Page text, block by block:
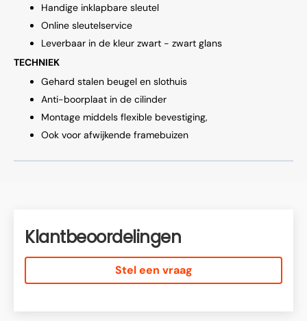
Handige inklapbare sleutel
Online sleutelservice
Leverbaar in de kleur zwart - zwart glans
TECHNIEK
Gehard stalen beugel en slothuis
Anti-boorplaat in de cilinder
Montage middels flexible bevestiging,
Ook voor afwijkende framebuizen
Klantbeoordelingen
Stel een vraag